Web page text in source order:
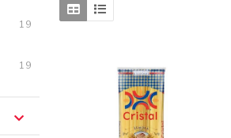
19
19